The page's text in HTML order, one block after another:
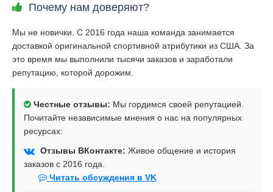
Почему нам доверяют?
Мы не новички. С 2016 года наша команда занимается
доставкой оригинальной спортивной атрибутики из США. За
это время мы выполнили тысячи заказов и заработали
репутацию, которой дорожим.
Честные отзывы: Мы гордимся своей репутацией.
Почитайте независимые мнения о нас на популярных
ресурсах:
Отзывы ВКонтакте: Живое общение и история
заказов с 2016 года.
Читать обсуждения в VK